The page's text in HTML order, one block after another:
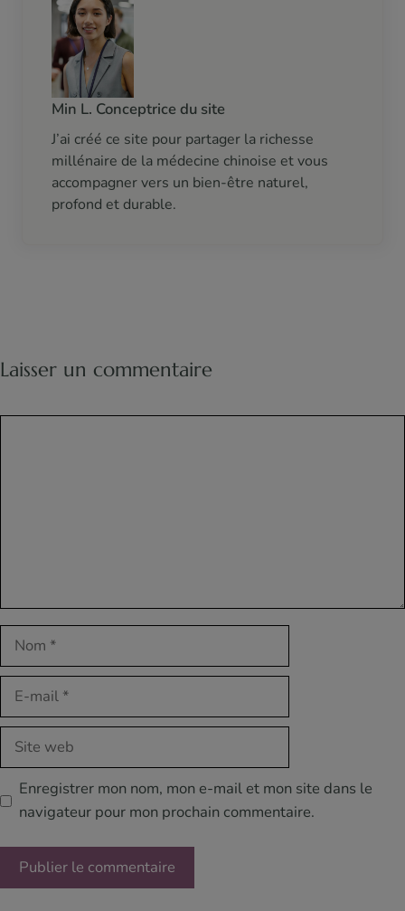
Min L. Conceptrice du site
J’ai créé ce site pour partager la richesse
millénaire de la médecine chinoise et vous
accompagner vers un bien-être naturel,
profond et durable.
Laisser un commentaire
Nom
Site
Enregistrer mon nom, mon e-mail et mon site dans le
navigateur pour mon prochain commentaire.